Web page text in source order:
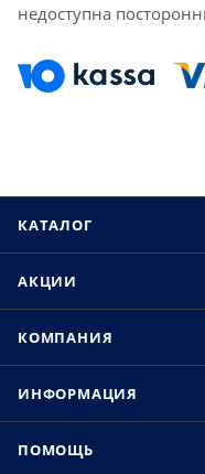
недоступна
КАТАЛОГ
АКЦИИ
КОМПАНИЯ
ИНФОРМАЦИЯ
ПОМОЩЬ